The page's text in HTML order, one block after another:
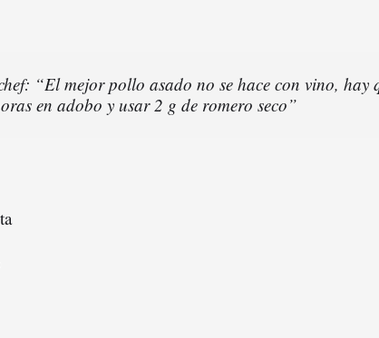
“El mejor pollo asado no se hace con vino, hay
en adobo y usar 2 g de romero seco”